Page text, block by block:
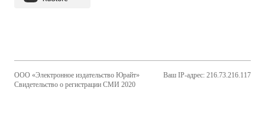
ООО «Электронное издательство Юрайт»
Свидетельство о регистрации СМИ 2020
Ваш IP-адрес: 216.73.216.117